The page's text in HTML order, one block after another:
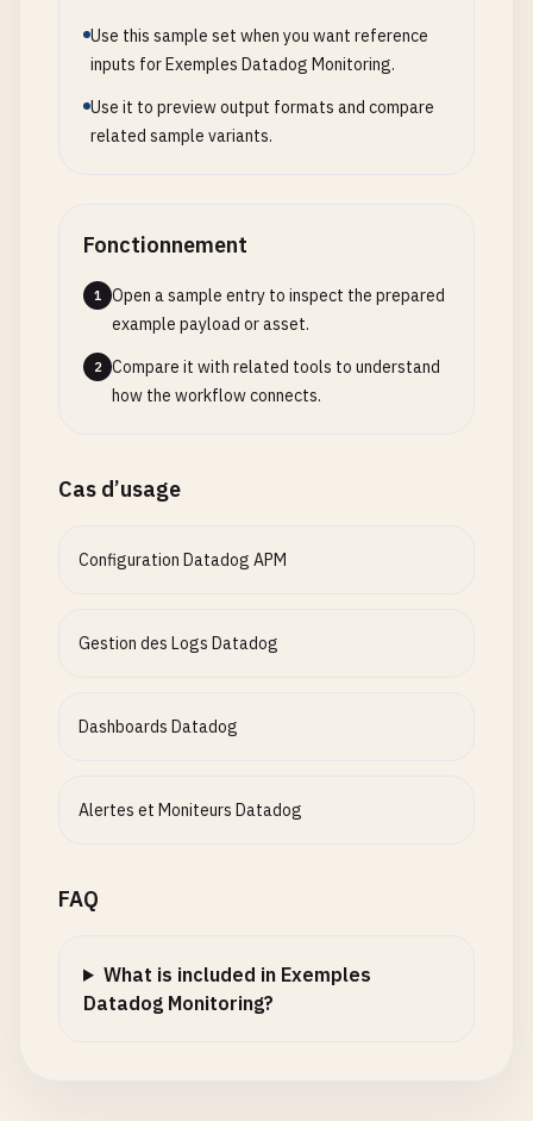
Use this sample set when you want reference
inputs for Exemples Datadog Monitoring.
Use it to preview output formats and compare
related sample variants.
Fonctionnement
1
Open a sample entry to inspect the prepared
example payload or asset.
2
Compare it with related tools to understand
how the workflow connects.
Cas d’usage
Configuration Datadog APM
Gestion des Logs Datadog
Dashboards Datadog
Alertes et Moniteurs Datadog
FAQ
What is included in Exemples
Datadog Monitoring?